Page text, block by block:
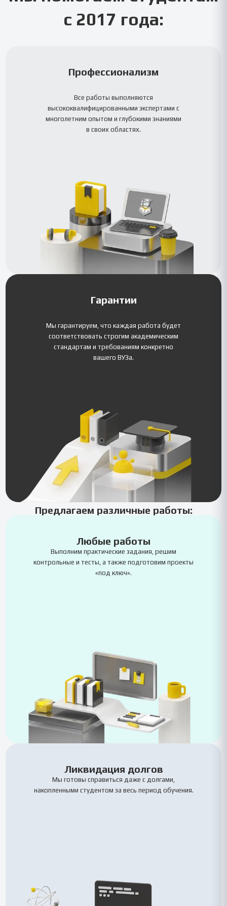
с 2017 года:
Профессионализм
Все работы выполняются
высококвалифицированными экспертами с
многолетним опытом и глубокими знаниями
в своих областях.
Гарантии
Мы гарантируем, что каждая работа будет
соответствовать строгим академическим
стандартам и требованиям конкретно
вашего ВУЗа.
Предлагаем различные работы:
Любые работы
Выполним практические задания, решим
контрольные и тесты, а также подготовим проекты
«под ключ».
Ликвидация долгов
Мы готовы справиться даже с долгами,
накопленными студентом за весь период обучения.